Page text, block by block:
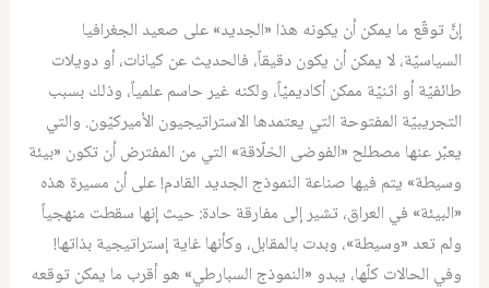
إنَّ توقّع ما يمكن أن يكونه هذا «الجديد» على صعيد الجغرافيا
السياسيّة، لا يمكن أن يكون دقيقاً، فالحديث عن كيانات، أو دويلات
طائفيّة أو اثنيّة ممكن أكاديميّاً، ولكنه غير حاسم علمياً، وذلك بسبب
التجريبيّة المفتوحة التي يعتمدها الاستراتيجيون الأميركيّون. والتي
يعبّر عنها مصطلح «الفوضى الخلّاقة» التي من المفترض أن تكون «بيئة
وسيطة» يتم فيها صناعة النموذج الجديد القادم! على أن مسيرة هذه
«البيئة» في العراق، تشير إلى مفارقة حادة: حيث إنها سقطت منهجياً
ولم تعد «وسيطة»، وبدت بالمقابل، وكأنها غاية إستراتيجية بذاتها!
وفي الحالات كلّها، يبدو «النموذج السبارطي» هو أقرب ما يمكن توقعه